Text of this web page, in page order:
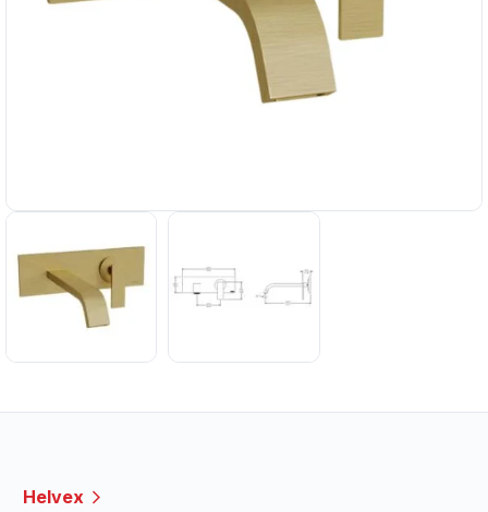
Helvex